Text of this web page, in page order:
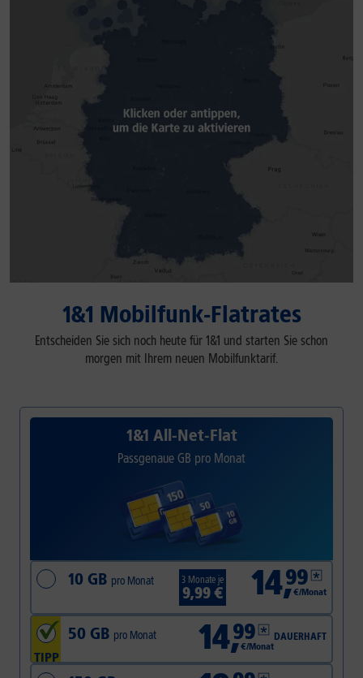
1&1 Mobilfunk-Flatrates
Entscheiden Sie sich noch heute für 1&1 und starten Sie schon
morgen mit Ihrem neuen Mobilfunktarif.
1&1 All-Net-Flat
Passgenaue GB pro Monat
10 GB pro Monat 3 Monate je
9,99 € 14,99
€/Monat
50 GB pro Monat
TIPP
14,99
€/Monat
DAUERHAFT